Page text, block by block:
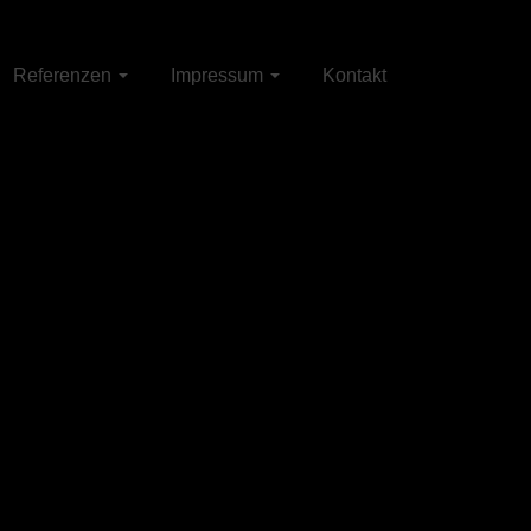
Referenzen Impressum Kontakt